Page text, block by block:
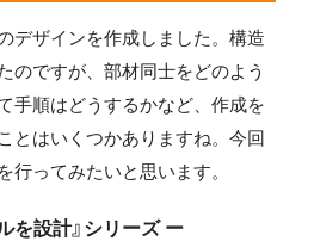
デザインを作成しました。構造
のですが、部材同士をどのよう
手順はどうするかなど、作成を
とはいくつかありますね。今回
行ってみたいと思います。
を設計』シリーズ ー